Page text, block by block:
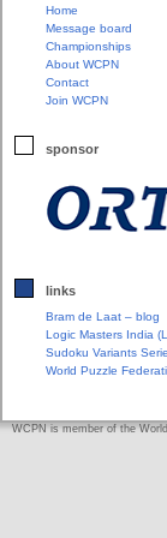
Home
Message board
Championships
About WCPN
Contact
Join WCPN
sponsor
links
Bram de Laat – blog
Logic Masters India
Sudoku Variants
World Puzzle
WCPN is member of the